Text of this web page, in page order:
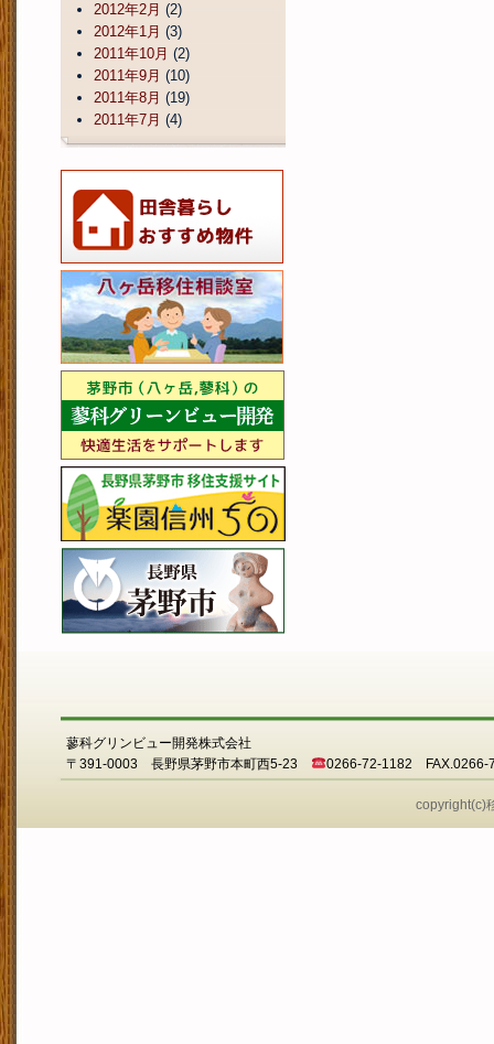
2012年2月 (2)
2012年1月 (3)
2011年10月 (2)
2011年9月 (10)
2011年8月 (19)
2011年7月 (4)
蓼科グリンビュー開発株式会社
〒391-0003 長野県茅野市本町西5-23
0266-72-1182 FAX.0266-
copyright(c)